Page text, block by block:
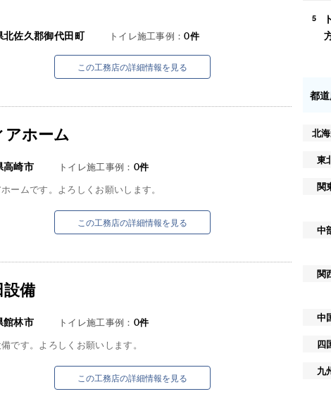
北佐久郡御代田町 トイレ施工事例：0件
この工務店の詳細情報を見る
アホーム
高崎市 トイレ施工事例： 0件
ームです。よろしくお願いします。
この工務店の詳細情報を見る
備
館林市 トイレ施工事例： 0件
です。よろしくお願いします。
この工務店の詳細情報を見る
5
都
北
東
関
中
関
中
四
九